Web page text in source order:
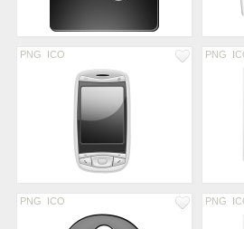
PNG ICO PNG
PNG ICO PNG